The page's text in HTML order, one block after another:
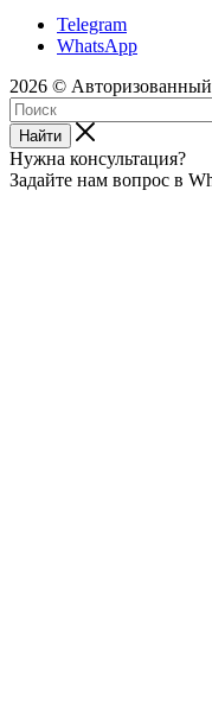
Telegram
WhatsApp
2026 © Авторизованный
Найти
Нужна консультация?
Задайте нам вопрос в